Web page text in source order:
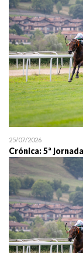
25/07/2026
Crónica: 5ª